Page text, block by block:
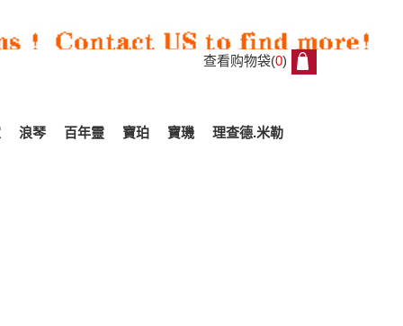
查看购物袋(0)
浪琴 百年靈 寶珀 寶璣 理查德.米勒